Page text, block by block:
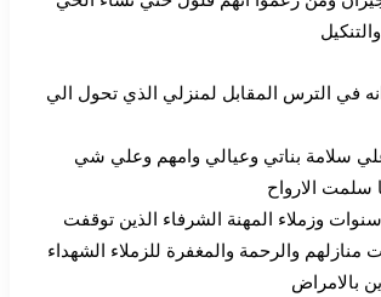
في الترس المقابل لمنزلي الذي تحول الي
سلامة بناتي وعيالي وامهم وعلي شي
سلمت الارواح
سنوات وزملاء المهنة الشرفاء الذين توقفت
منازلهم والرحمة والمغفرة للزملاء الشهداء
بالامراض